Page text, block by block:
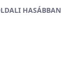
HASÁBBAN